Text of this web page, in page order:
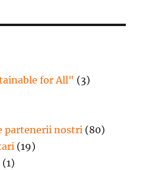
for All" (3)
partenerii nostri (80)
(19)
(1)